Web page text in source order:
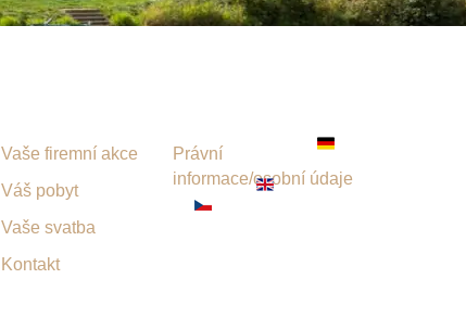
Vaše firemní akce
Váš pobyt
Vaše svatba
Kontakt
Právní
informace/osobní údaje